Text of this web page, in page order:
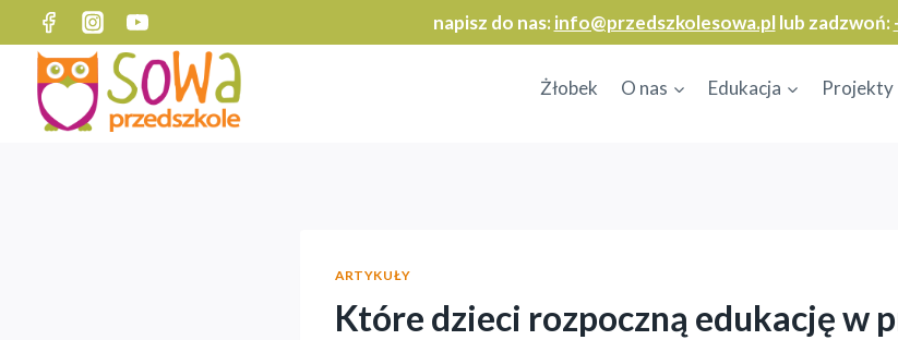
Przejdź
do
treści
napisz do nas: info@przedszkolesowa.pllub zadzwoń:
Żłobek O nas Edukacja Projekty
ARTYKUŁY
Które dzieci rozpoczną edukację w